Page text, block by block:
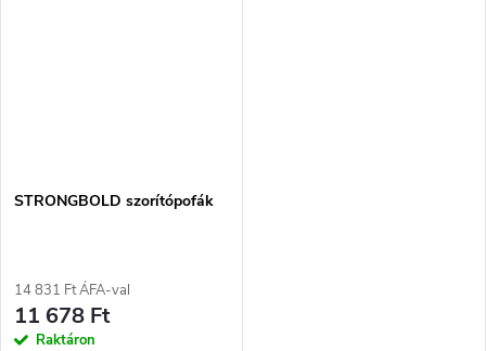
STRONGBOLD szorítópofák
14 831 Ft ÁFA-val
11 678 Ft
Raktáron